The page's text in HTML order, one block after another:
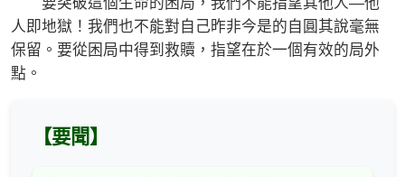
人即地獄！我們也不能對自己昨非今是的自圓其說毫無
保留。要從困局中得到救贖，指望在於一個有效的局外
點。
【要聞】